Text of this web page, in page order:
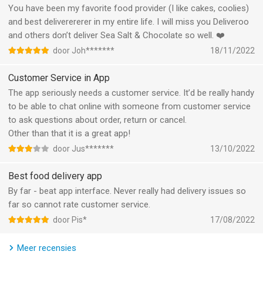
wanneer je bestelt bij je favoriete lokale restaurants, geniet van
een lekkere afhaalmaaltijd of door je boodschappen
rechtstreeks aan je deur te laten leveren.
Bestel direct bij de beste restaurants in België,
waaronderKOMO, Bavet, My Tannour, Ellis, Be Burger, Hawaiieen
Pokeball en meer lokale favorieten.
Bestel op jouw manier
Met Deliveroo is het makkelijker dan ooit om eten te bestellen
van restaurants bij jou in de buurt. Je kunt in jouw omgeving
zoeken op:
Jouw favoriete keuken, gerecht of restaurant,
anders is,
You have been my favorite food provider (I like cakes, coolies)
and best deliverererer in my entire life. I will miss you Deliveroo
and others don’t deliver Sea Salt & Chocolate so well. ❤️
door Joh******* 18/11/2022
Customer Service in App
The app seriously needs a customer service. It’d be really handy
to be able to chat online with someone from customer service
to ask questions about order, return or cancel.
Other than that it is a great app!
door Jus******* 13/10/2022
Best food delivery app
By far - beat app interface. Never really had delivery issues so
far so cannot rate customer service.
door Pis* 17/08/2022
Meer recensies